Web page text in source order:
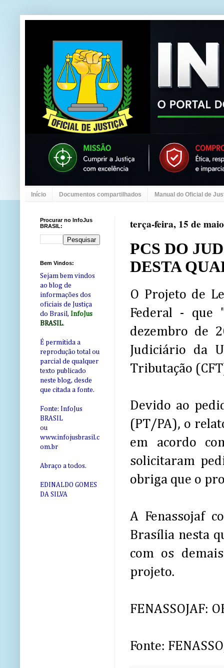
Início Documentos compartilhados Manual do Oficial de
terça-feira, 15 de
PCS DO
DESTA
O Projeto de
Federal - que
dezembro de
Judiciário da
Tributação
Devido ao
(PT/PA), o
em acordo
solicitaram
obriga que o
A Fenassojaf
Brasília nesta
com os
projeto.
FENASSOJAF:
Fonte:
Procurar no InfoJus
BRASIL:
Bem Vindos:
Sejam bem vindos
ao blog de
informações dos
oficiais de Justiça
do Brasil, InfoJus
BRASIL.
É permitida a
reprodução total ou
parcial de qualquer
texto publicado
neste blog, desde
que citada a fonte.
Fonte: InfoJus
BRASIL
ou
www.infojusbrasil.c
om.br
Abraço a todos.
EDINALDO GOMES
DA SILVA